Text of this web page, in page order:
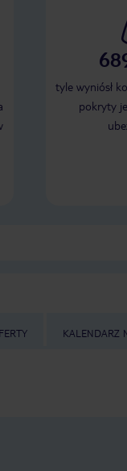
tyle wyniósł
pokryty
KALENDARZ